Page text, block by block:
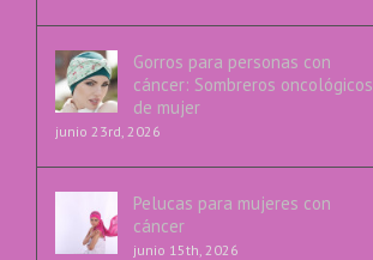
Gorros para personas con
cáncer: Sombreros oncológicos
de mujer
junio 23rd, 2026
Pelucas para mujeres con
cáncer
junio 15th, 2026